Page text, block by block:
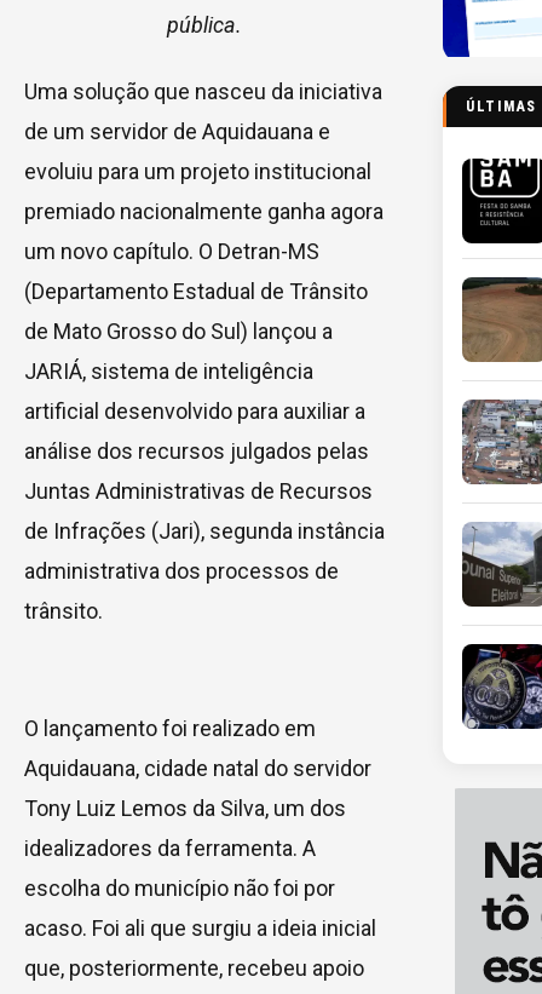
pública.
Uma solução que nasceu da iniciativa
de um servidor de Aquidauana e
evoluiu para um projeto institucional
premiado nacionalmente ganha agora
um novo capítulo. O Detran-MS
(Departamento Estadual de Trânsito
de Mato Grosso do Sul) lançou a
JARIÁ, sistema de inteligência
artificial desenvolvido para auxiliar a
análise dos recursos julgados pelas
Juntas Administrativas de Recursos
de Infrações (Jari), segunda instância
administrativa dos processos de
trânsito.
O lançamento foi realizado em
Aquidauana, cidade natal do servidor
Tony Luiz Lemos da Silva, um dos
idealizadores da ferramenta. A
escolha do município não foi por
acaso. Foi ali que surgiu a ideia inicial
que, posteriormente, recebeu apoio